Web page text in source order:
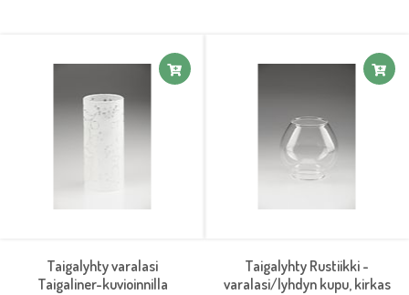
Taigalyhty varalasi
Taigaliner-kuvioinnilla
Taigalyhty Rustiikki -
varalasi/lyhdyn kupu, kirkas